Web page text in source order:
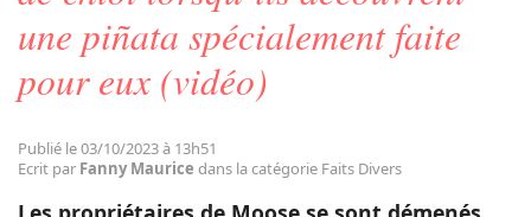
Chat
une piñata spécialement faite
pour eux (vidéo)
Publié le 03/10/2023 à 13h51
Ecrit par Fanny Maurice dans la catégorie Faits Divers